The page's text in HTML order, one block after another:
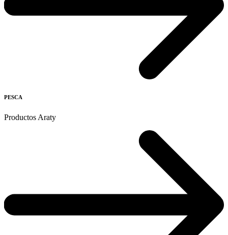
PESCA
Productos Araty